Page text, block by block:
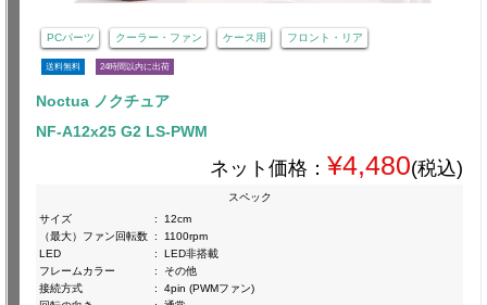
PCパーツ クーラー・ファン ケース用 フロント・リア
送料無料 24時間以内に出荷
Noctua ノクチュア
NF-A12x25 G2 LS-PWM
ネット価格： ¥4,480(税込)
スペック
サイズ
:
12cm
（最大）ファン回転数 :
1100rpm
LED
:
LED非搭載
フレームカラー
:
その他
接続方式
:
4pin (PWMファン)